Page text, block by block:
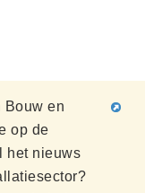
Bouw en
op de
het nieuws